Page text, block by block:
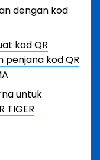
dengan kod
kod QR
kod QR
untuk
TIGER